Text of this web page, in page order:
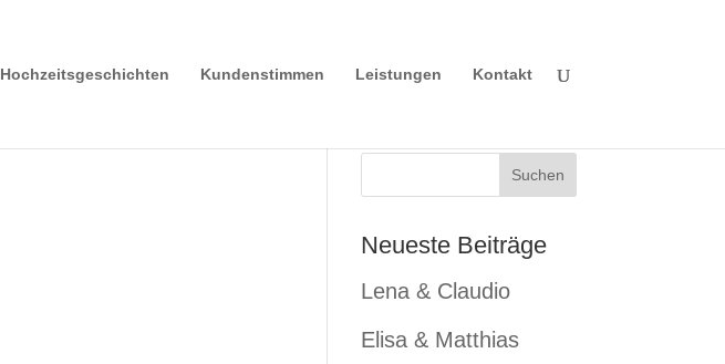
Hochzeitsgeschichten Kundenstimmen Leistungen Kontakt
Neueste Beiträge
Lena & Claudio
Elisa & Matthias